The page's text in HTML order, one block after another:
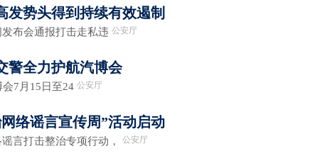
发势头得到持续有效遏制
会通报打击走私违 公安厅
警全力护航汽博会
月15日至24 公安厅
络谣言宣传周”活动启动
击整治专项行动， 公安厅